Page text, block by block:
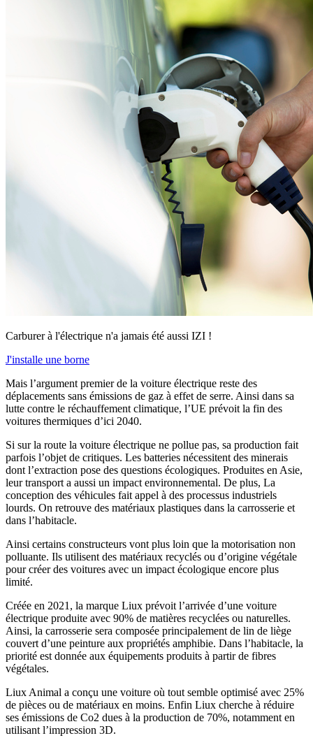
Carburer à l'électrique n'a jamais été aussi IZI !
J'installe une borne
Mais l’argument premier de la voiture électrique reste des
déplacements sans émissions de gaz à effet de serre. Ainsi dans sa
lutte contre le réchauffement climatique, l’UE prévoit la fin des
voitures thermiques d’ici 2040.
Si sur la route la voiture électrique ne pollue pas, sa production fait
parfois l’objet de critiques. Les batteries nécessitent des minerais
dont l’extraction pose des questions écologiques. Produites en Asie,
leur transport a aussi un impact environnemental. De plus, La
conception des véhicules fait appel à des processus industriels
lourds. On retrouve des matériaux plastiques dans la carrosserie et
dans l’habitacle.
Ainsi certains constructeurs vont plus loin que la motorisation non
polluante. Ils utilisent des matériaux recyclés ou d’origine végétale
pour créer des voitures avec un impact écologique encore plus
limité.
Créée en 2021, la marque Liux prévoit l’arrivée d’une voiture
électrique produite avec 90% de matières recyclées ou naturelles.
Ainsi, la carrosserie sera composée principalement de lin de liège
couvert d’une peinture aux propriétés amphibie. Dans l’habitacle, la
priorité est donnée aux équipements produits à partir de fibres
végétales.
Liux Animal a conçu une voiture où tout semble optimisé avec 25%
de pièces ou de matériaux en moins. Enfin Liux cherche à réduire
ses émissions de Co2 dues à la production de 70%, notamment en
utilisant l’impression 3D.